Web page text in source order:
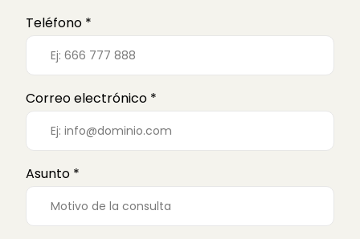
Teléfono *
Correo electrónico *
Asunto *